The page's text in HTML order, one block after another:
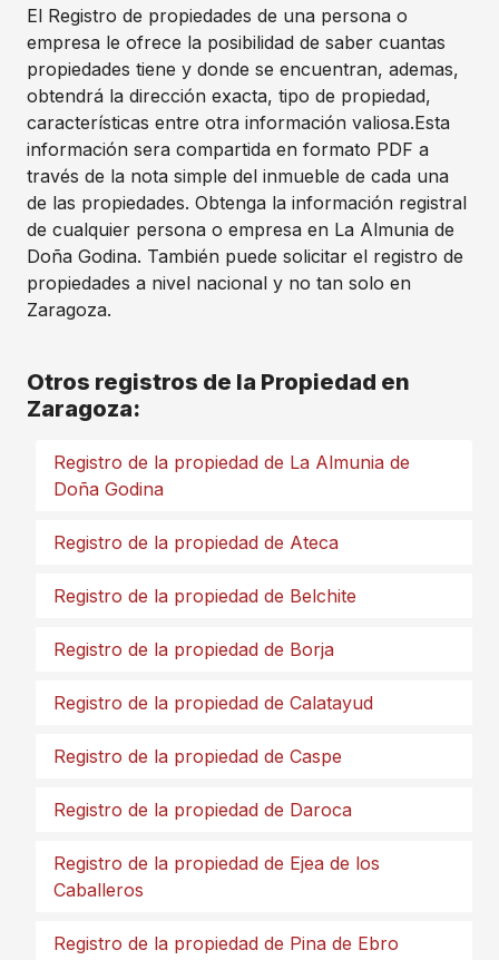
El Registro de propiedades de una persona o
empresa le ofrece la posibilidad de saber cuantas
propiedades tiene y donde se encuentran, ademas,
obtendrá la dirección exacta, tipo de propiedad,
características entre otra información valiosa.Esta
información sera compartida en formato PDF a
través de la nota simple del inmueble de cada una
de las propiedades. Obtenga la información registral
de cualquier persona o empresa en La Almunia de
Doña Godina. También puede solicitar el registro de
propiedades a nivel nacional y no tan solo en
Zaragoza.
Otros registros de la Propiedad en
Zaragoza:
Registro de la propiedad de La Almunia de
Doña Godina
Registro de la propiedad de Ateca
Registro de la propiedad de Belchite
Registro de la propiedad de Borja
Registro de la propiedad de Calatayud
Registro de la propiedad de Caspe
Registro de la propiedad de Daroca
Registro de la propiedad de Ejea de los
Caballeros
Registro de la propiedad de Pina de Ebro